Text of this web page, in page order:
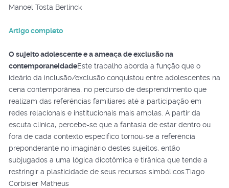
Manoel Tosta Berlinck
Artigo completo
O sujeito adolescente e a ameaça de exclusão na
contemporaneidadeEste trabalho aborda a função que o
ideário da inclusão/exclusão conquistou entre adolescentes na
cena contemporânea, no percurso de desprendimento que
realizam das referências familiares até a participação em
redes relacionais e institucionais mais amplas. A partir da
escuta clínica, percebe-se que a fantasia de estar dentro ou
fora de cada contexto específico tornou-se a referência
preponderante no imaginário destes sujeitos, então
subjugados a uma lógica dicotômica e tirânica que tende a
restringir a plasticidade de seus recursos simbólicos.Tiago
Corbisier Matheus